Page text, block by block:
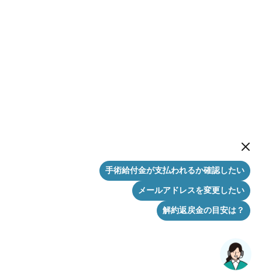
New
手術給付金が支払われるか確認したい
メールアドレスを変更したい
解約返戻金の目安は？